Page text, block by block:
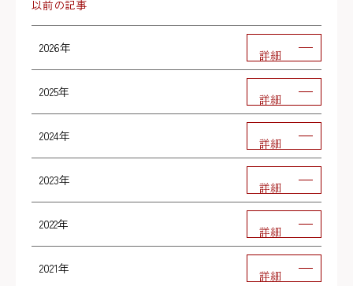
以前の記事
2026年 詳細
2025年 詳細
2024年 詳細
2023年 詳細
2022年 詳細
2021年 詳細